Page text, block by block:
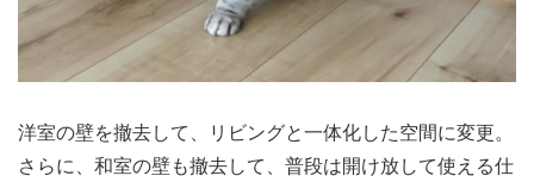
洋室の壁を撤去して、リビングと一体化した空間に変更。
さらに、和室の壁も撤去して、普段は開け放して使える仕